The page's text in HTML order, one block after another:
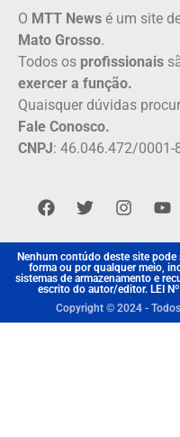
O MTT News é um site
Mato Grosso.
Todos os profissionais
exercer a função.
Quaisquer dúvidas
Fale Conosco.
CNPJ: 46.046.472/0001-
Nenhum contúdo deste site
forma ou por qualquer meio,
sistemas de armazenamento e
escrito do autor/editor. LEI
Copyright © 2024 -